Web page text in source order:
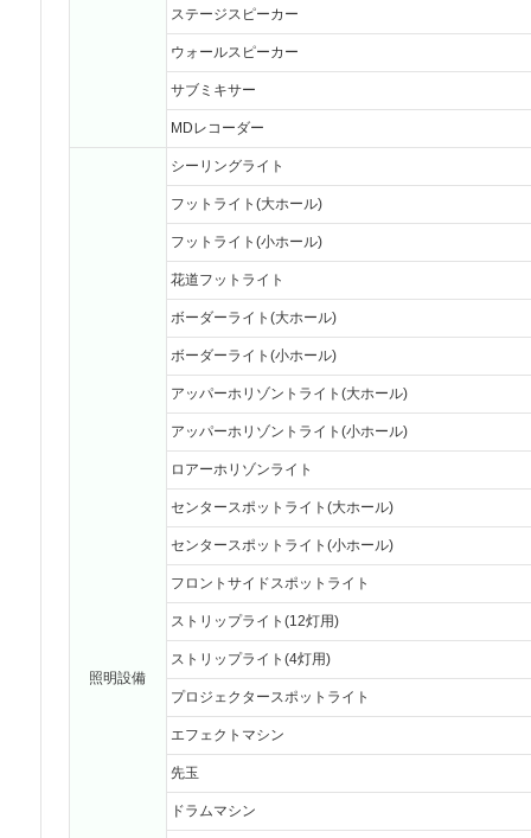
ステージスピーカー
ウォールスピーカー
サブミキサー
MDレコーダー
照明設備
シーリングライト
フットライト(大ホール)
フットライト(小ホール)
花道フットライト
ボーダーライト(大ホール)
ボーダーライト(小ホール)
アッパーホリゾントライト(大ホール)
アッパーホリゾントライト(小ホール)
ロアーホリゾンライト
センタースポットライト(大ホール)
センタースポットライト(小ホール)
フロントサイドスポットライト
ストリップライト(12灯用)
ストリップライト(4灯用)
プロジェクタースポットライト
エフェクトマシン
先玉
ドラムマシン